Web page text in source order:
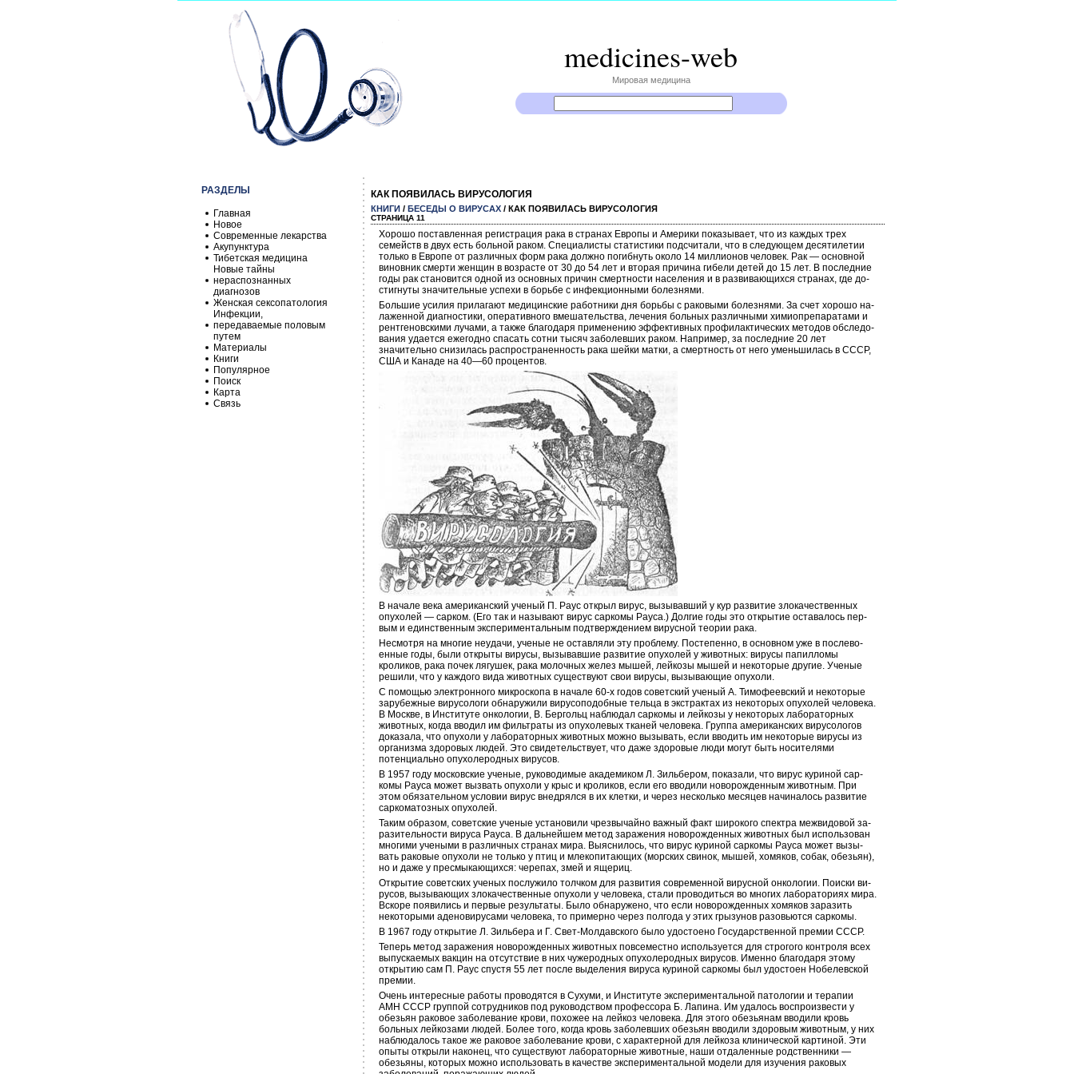
medicines-web
Мировая медицина
РАЗДЕЛЫ
Главная
Новое
Современные лекарства
Акупунктура
Тибетская медицина
Новые тайны
нераспознанных
диагнозов
Женская сексопатология
Инфекции,
передаваемые половым
путем
Материалы
Книги
Популярное
Поиск
Карта
Связь
КАК ПОЯВИЛАСЬ ВИРУСОЛОГИЯ
КНИГИ / БЕСЕДЫ О ВИРУСАХ / КАК ПОЯВИЛАСЬ ВИРУСОЛОГИЯ
СТРАНИЦА 11
Хорошо поставленная регистрация рака в странах Европы и Америки показывает, что из каждых трех
семейств в двух есть больной раком. Специалисты ста­тистики подсчитали, что в следующем десятилетии
только в Европе от различных форм рака должно по­гибнуть около 14 миллионов человек. Рак — основной
виновник смерти женщин в возрасте от 30 до 54 лет и вторая причина гибели детей до 15 лет. В последние
годы рак становится одной из основных причин смерт­ности населения и в развивающихся странах, где до­
стигнуты значительные успехи в борьбе с инфекцион­ными болезнями.
Большие усилия прилагают медицинские работники дня борьбы с раковыми болезнями. За счет хорошо на­
лаженной диагностики, оперативного вмешательства, лечения больных различными химиопрепаратами и
рентгеновскими лучами, а также благодаря примене­нию эффективных профилактических методов обследо­
вания удается ежегодно спасать сотни тысяч заболев­ших раком. Например, за последние 20 лет
значительно снизилась распространенность рака шейки матки, а смертность от него уменьшилась в СССР,
США и Ка­наде на 40—60 процентов.
В начале века американский ученый П. Раус открыл вирус, вызывавший у кур развитие злокачественных
опухолей — сарком. (Его так и называют вирус сарко­мы Рауса.) Долгие годы это открытие оставалось пер­
вым и единственным экспериментальным подтвержде­нием вирусной теории рака.
Несмотря на многие неудачи, ученые не оставляли эту проблему. Постепенно, в основном уже в послево­
енные годы, были открыты вирусы, вызывавшие разви­тие опухолей у животных: вирусы папилломы
кроликов, рака почек лягушек, рака молочных желез мышей, лейкозы мышей и некоторые другие. Ученые
решили, что у каждого вида животных существуют свои вирусы, вы­зывающие опухоли.
С помощью электронного микроскопа в начале 60-х годов советский ученый А. Тимофеевский и некото­рые
зарубежные вирусологи обнаружили вирусоподоб­ные тельца в экстрактах из некоторых опухолей челове­ка.
В Москве, в Институте онкологии, В. Бергольц на­блюдал саркомы и лейкозы у некоторых лабораторных
животных, когда вводил им фильтраты из опухолевых тканей человека. Группа американских вирусологов
до­казала, что опухоли у лабораторных животных можно вызывать, если вводить им некоторые вирусы из
орга­низма здоровых людей. Это свидетельствует, что даже здоровые люди могут быть носителями
потенциально опухолеродных вирусов.
В 1957 году московские ученые, руководимые акаде­миком Л. Зильбером, показали, что вирус куриной сар­
комы Рауса может вызвать опухоли у крыс и кроликов, если его вводили новорожденным животным. При
этом обязательном условии вирус внедрялся в их клетки, и через несколько месяцев начиналось развитие
саркома­тозных опухолей.
Таким образом, советские ученые установили чрезвы­чайно важный факт широкого спектра межвидовой за­
разительности вируса Рауса. В дальнейшем метод за­ражения новорожденных животных был использован
многими учеными в различных странах мира. Выясни­лось, что вирус куриной саркомы Рауса может вызы­
вать раковые опухоли не только у птиц и млекопитаю­щих (морских свинок, мышей, хомяков, собак, обезьян),
но и даже у пресмыкающихся: черепах, змей и ящериц.
Открытие советских ученых послужило толчком для развития современной вирусной онкологии. Поиски ви­
русов, вызывающих злокачественные опухоли у челове­ка, стали проводиться во многих лабораториях мира.
Вскоре появились и первые результаты. Было обнару­жено, что если новорожденных хомяков заразить
неко­торыми аденовирусами человека, то примерно через пол­года у этих грызунов разовьются саркомы.
В 1967 году открытие Л. Зильбера и Г. Свет-Мол­давского было удостоено Государственной премии СССР.
Теперь метод заражения новорожденных животных по­всеместно используется для строгого контроля всех
вы­пускаемых вакцин на отсутствие в них чужеродных опухолеродных вирусов. Именно благодаря этому
открытию сам П. Раус спустя 55 лет после выделения вируса ку­риной саркомы был удостоен Нобелевской
премии.
Очень интересные работы проводятся в Сухуми, и Институте экспериментальной патологии и терапии
АМН СССР группой сотрудников под руководством про­фессора Б. Лапина. Им удалось воспроизвести у
обезь­ян раковое заболевание крови, похожее на лейкоз че­ловека. Для этого обезьянам вводили кровь
больных лейкозами людей. Более того, когда кровь заболевших обезьян вводили здоровым животным, у них
наблюда­лось такое же раковое заболевание крови, с характер­ной для лейкоза клинической картиной. Эти
опыты от­крыли наконец, что существуют лабораторные живот­ные, наши отдаленные родственники —
обезьяны, кото­рых можно использовать в качестве экспериментальной модели для изучения раковых